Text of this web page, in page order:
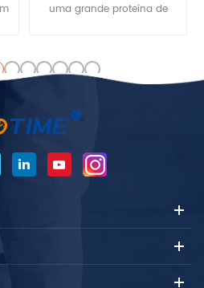
uma grande proteína de
SAA As proteínas no sangue
aumenta em apenas
de vários estímulos
inflamatórios Estes incluem
infecção, trauma e cirurgia